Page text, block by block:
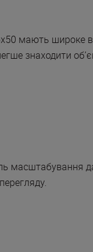
мають широке
знаходити
масштабування